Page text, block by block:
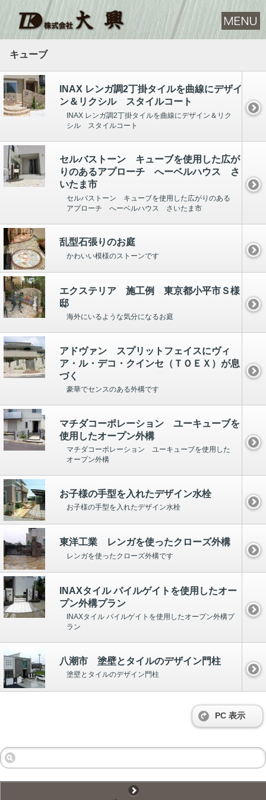
キューブ
INAX レンガ調2丁掛タイルを曲線にデザイ
ン＆リクシル スタイルコート
INAX レンガ調2丁掛タイルを曲線にデザイン＆リク
シル スタイルコート
セルバストーン キューブを使用した広が
りのあるアプローチ へーベルハウス さ
いたま市
セルバストーン キューブを使用した広がりのある
アプローチ へーベルハウス さいたま市
乱型石張りのお庭
かわいい模様のストーンです
エクステリア 施工例 東京都小平市Ｓ様
邸
海外にいるような気分になるお庭
アドヴァン スプリットフェイスにヴィ
ア・ル・デコ・クインセ（ＴＯＥＸ）が息
づく
豪華でセンスのある外構です
マチダコーポレーション ユーキューブを
使用したオープン外構
マチダコーポレーション ユーキューブを使用した
オープン外構
お子様の手型を入れたデザイン水栓
お子様の手型を入れたデザイン水栓
東洋工業 レンガを使ったクローズ外構
レンガを使ったクローズ外構です
INAXタイル パイルゲイトを使用したオー
プン外構プラン
INAXタイル パイルゲイトを使用したオープン外構プ
ラン
八潮市 塗壁とタイルのデザイン門柱
塗壁とタイルのデザイン門柱
PC 表示